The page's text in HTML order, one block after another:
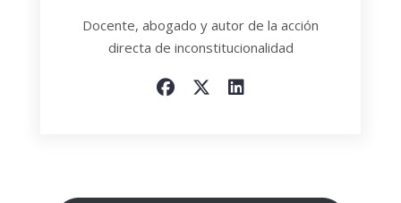
Docente, abogado y autor de la acción
directa de inconstitucionalidad